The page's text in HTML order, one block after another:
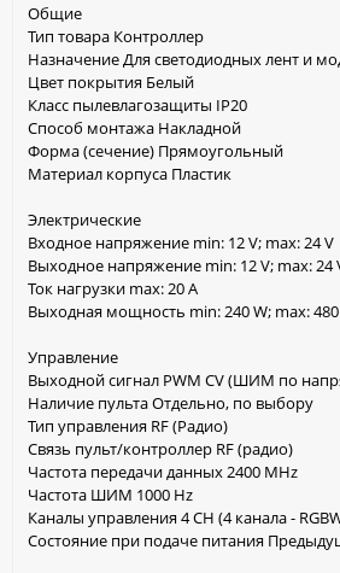
Общие
Тип товара Контроллер
Назначение Для светодиодных лент и
Цвет покрытия Белый
Класс пылевлагозащиты IP20
Способ монтажа Накладной
Форма (сечение) Прямоугольный
Материал корпуса Пластик
Электрические
Входное напряжение min: 12 V; max: 24 V
Выходное напряжение min: 12 V; max: 24
Ток нагрузки max: 20 A
Выходная мощность min: 240 W; max:
Управление
Выходной сигнал PWM СV (ШИМ по
Наличие пульта Отдельно, по выбору
Тип управления RF (Радио)
Связь пульт/контроллер RF (радио)
Частота передачи данных 2400 MHz
Частота ШИМ 1000 Hz
Каналы управления 4 CH (4 канала -
Состояние при подаче питания